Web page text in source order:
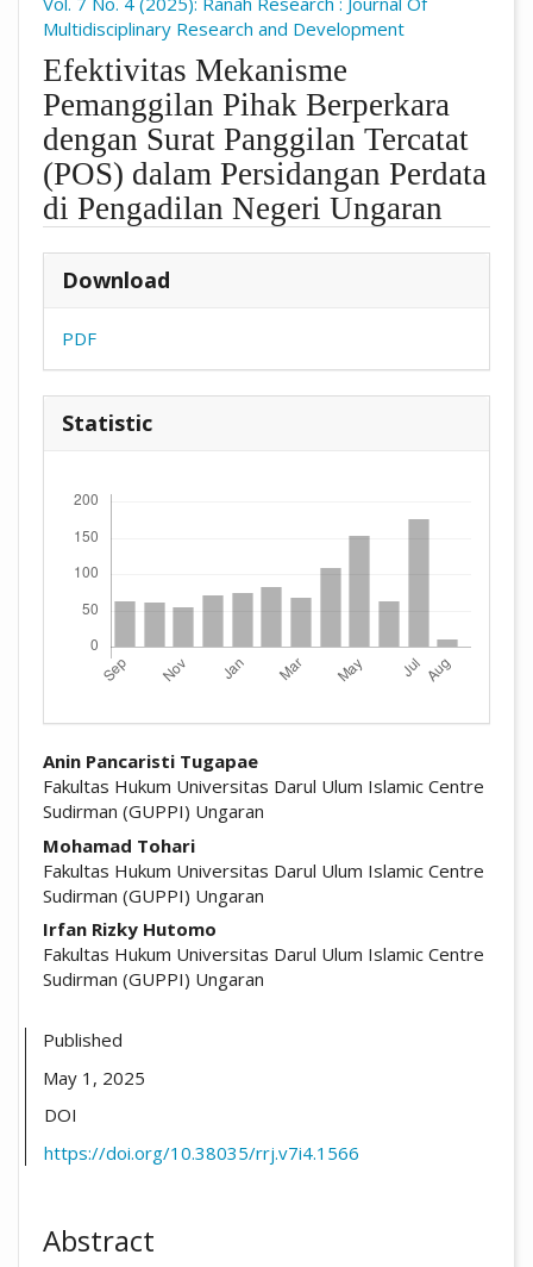
Multidisciplinary Research and Development
Efektivitas Mekanisme
Pemanggilan Pihak Berperkara
dengan Surat Panggilan Tercatat
(POS) dalam Persidangan Perdata
di Pengadilan Negeri Ungaran
Download
PDF
Statistic
Anin Pancaristi Tugapae
Fakultas Hukum Universitas Darul Ulum Islamic Centre
Sudirman (GUPPI) Ungaran
Mohamad Tohari
Fakultas Hukum Universitas Darul Ulum Islamic Centre
Sudirman (GUPPI) Ungaran
Irfan Rizky Hutomo
Fakultas Hukum Universitas Darul Ulum Islamic Centre
Sudirman (GUPPI) Ungaran
Published
May 1, 2025
DOI
https://doi.org/10.38035/rrj.v7i4.1566
Abstract